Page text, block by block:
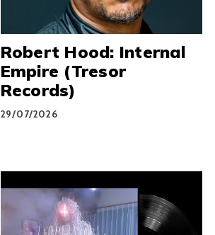
Robert Hood: Internal
Empire (Tresor
Records)
29/07/2026